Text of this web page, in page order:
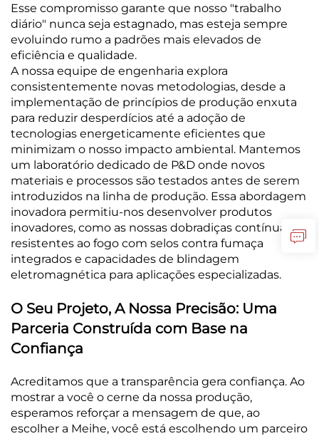
Esse compromisso garante que nosso "trabalho
diário" nunca seja estagnado, mas esteja sempre
evoluindo rumo a padrões mais elevados de
eficiência e qualidade.
A nossa equipe de engenharia explora
consistentemente novas metodologias, desde a
implementação de princípios de produção enxuta
para reduzir desperdícios até a adoção de
tecnologias energeticamente eficientes que
minimizam o nosso impacto ambiental. Mantemos
um laboratório dedicado de P&D onde novos
materiais e processos são testados antes de serem
introduzidos na linha de produção. Essa abordagem
inovadora permitiu-nos desenvolver produtos
inovadores, como as nossas dobradiças contínuas
resistentes ao fogo com selos contra fumaça
integrados e capacidades de blindagem
eletromagnética para aplicações especializadas.
O Seu Projeto, A Nossa Precisão: Uma
Parceria Construída com Base na
Confiança
Acreditamos que a transparência gera confiança. Ao
mostrar a você o cerne da nossa produção,
esperamos reforçar a mensagem de que, ao
escolher a Meihe, você está escolhendo um parceiro